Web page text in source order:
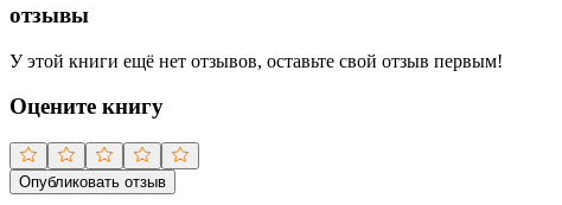
отзывы
У этой книги ещё нет отзывов, оставьте свой отзыв первым!
Оцените книгу
Опубликовать отзыв